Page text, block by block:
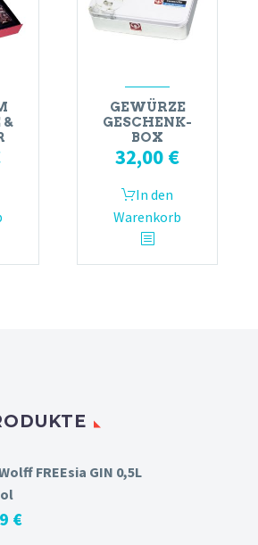
&
GEWÜRZE
GESCHENK-
BOX
32,00 €
In den
Warenkorb
FREEsia GIN 0,5L
€